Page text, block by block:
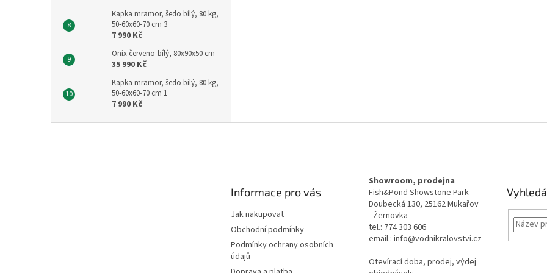
Kapka mramor, šedo bílý, 80 kg,
50-60x60-70 cm 3
7 990 Kč
Onix červeno-bílý, 80x90x50 cm
35 990 Kč
Kapka mramor, šedo bílý, 80 kg,
50-60x60-70 cm 1
7 990 Kč
Informace pro vás
Jak nakupovat
Obchodní podmínky
Podmínky ochrany osobních
údajů
Showroom, prodejna
Fish&Pond Showstone Park
Doubecká 130, 25162 Mukařov
- Žernovka
tel.: 774 303 606
email.: info@vodnikralovstvi.cz
Otevírací doba, prodej, výdej